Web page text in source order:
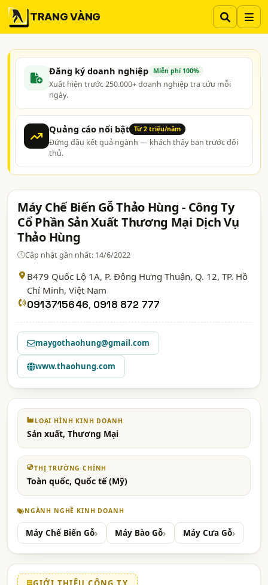
TRANG VÀNG
Đăng ký doanh nghiệp Miễn phí 100%
Xuất hiện trước 250.000+ doanh nghiệp tra cứu mỗi
ngày.
Quảng cáo nổi bật Từ 2 triệu/năm
Đứng đầu kết quả ngành — khách thấy bạn trước đối
thủ.
Máy Chế Biến Gỗ Thảo Hùng - Công Ty
Cổ Phần Sản Xuất Thương Mại Dịch Vụ
Thảo Hùng
Cập nhật gần nhất: 14/6/2022
B479 Quốc Lộ 1A, P. Đông Hưng Thuận, Q. 12, TP. Hồ
Chí Minh, Việt Nam
0913715646, 0918 872 777
maygothaohung@gmail.com
www.thaohung.com
LOẠI HÌNH KINH DOANH
Sản xuất, Thương Mại
THỊ TRƯỜNG CHÍNH
Toàn quốc, Quốc tế (Mỹ)
NGÀNH NGHỀ KINH DOANH
Máy Chế Biến Gỗ Máy Bào Gỗ Máy Cưa Gỗ